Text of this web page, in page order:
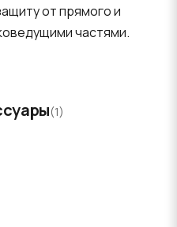
от прямого и
частями.
(1)